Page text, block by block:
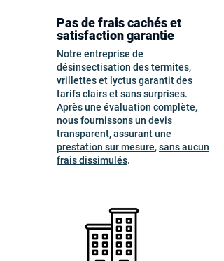
Pas de frais cachés et
satisfaction garantie
Notre entreprise de
désinsectisation des termites,
vrillettes et lyctus garantit des
tarifs clairs et sans surprises.
Après une évaluation complète,
nous fournissons un devis
transparent, assurant une
prestation sur mesure,sans aucun
frais dissimulés.